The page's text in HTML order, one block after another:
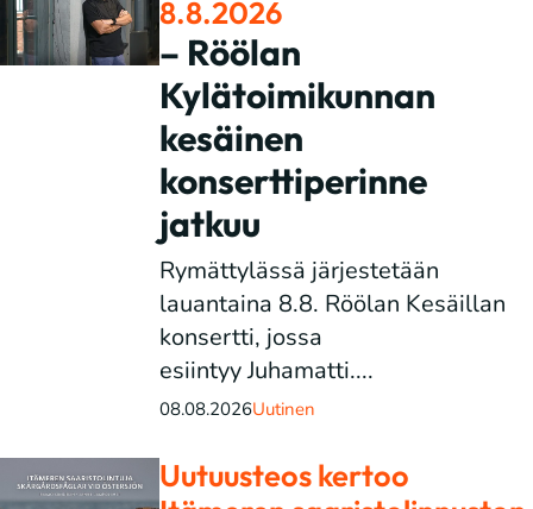
8.8.2026
– Röölan
Kylätoimikunnan
kesäinen
konserttiperinne
jatkuu
Rymättylässä järjestetään
lauantaina 8.8. Röölan Kesäillan
konsertti, jossa
esiintyy Juhamatti....
08.08.2026Uutinen
Uutuusteos kertoo